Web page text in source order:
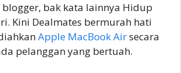
bak kata lainnya Hidup
Kini Dealmates bermurah hati
Apple MacBook Airsecara
pelanggan yang bertuah.